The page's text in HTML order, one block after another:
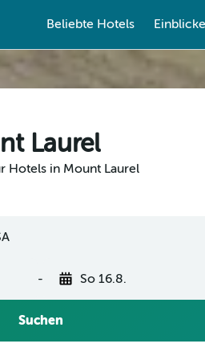
Beliebte Hotels Einblicke
Laurel
Hotels in Mount Laurel
- So 16.8.
Suchen